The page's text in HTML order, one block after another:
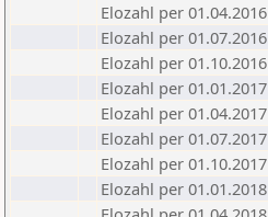
Elozahl per 01.04.2016
Elozahl per 01.07.2016
Elozahl per 01.10.2016
Elozahl per 01.01.2017
Elozahl per 01.04.2017
Elozahl per 01.07.2017
Elozahl per 01.10.2017
Elozahl per 01.01.2018